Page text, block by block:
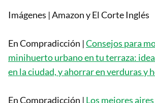
Imágenes | Amazon y El Corte Inglés
En Compradicción |Consejos para
minihuerto urbano en tu terraza:
en la ciudad, y ahorrar en verduras y
En Compradicción | Los mejores